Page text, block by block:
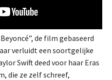
de film gebaseerd
verluidt een soortgelijke
Swift deed voor haar Eras
die ze zelf schreef,